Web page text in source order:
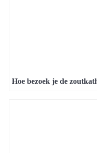
Hoe bezoek je de